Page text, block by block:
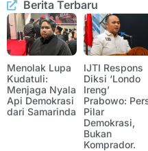
Berita Terbaru
Menolak Lupa
Kudatuli:
Menjaga Nyala
Api Demokrasi
dari Samarinda
IJTI Respons
Diksi ‘Londo
Ireng’
Prabowo:
Pilar
Demokrasi,
Bukan
Komprador.